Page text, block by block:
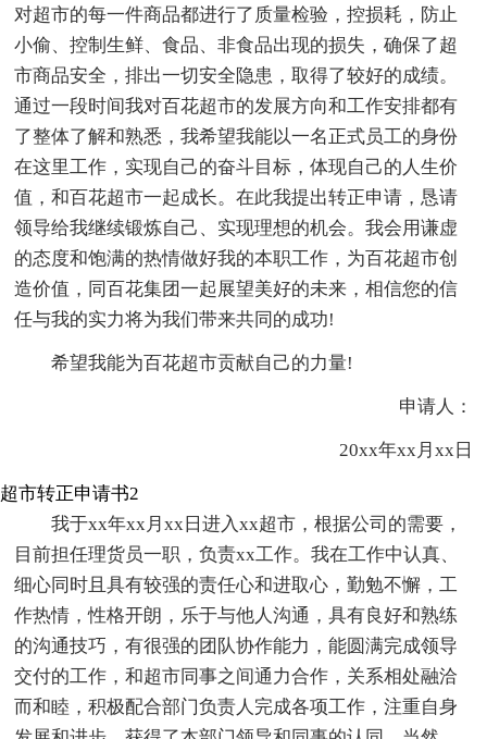
对超市的每一件商品都进行了质量检验，控损耗，防止
小偷、控制生鲜、食品、非食品出现的损失，确保了超
市商品安全，排出一切安全隐患，取得了较好的成绩。
通过一段时间我对百花超市的发展方向和工作安排都有
了整体了解和熟悉，我希望我能以一名正式员工的身份
在这里工作，实现自己的奋斗目标，体现自己的人生价
值，和百花超市一起成长。在此我提出转正申请，恳请
领导给我继续锻炼自己、实现理想的机会。我会用谦虚
的态度和饱满的热情做好我的本职工作，为百花超市创
造价值，同百花集团一起展望美好的未来，相信您的信
任与我的实力将为我们带来共同的成功!
希望我能为百花超市贡献自己的力量!
申请人：
20xx年xx月xx日
超市转正申请书2
我于xx年xx月xx日进入xx超市，根据公司的需要，
目前担任理货员一职，负责xx工作。我在工作中认真、
细心同时且具有较强的责任心和进取心，勤勉不懈，工
作热情，性格开朗，乐于与他人沟通，具有良好和熟练
的沟通技巧，有很强的团队协作能力，能圆满完成领导
交付的工作，和超市同事之间通力合作，关系相处融洽
而和睦，积极配合部门负责人完成各项工作，注重自身